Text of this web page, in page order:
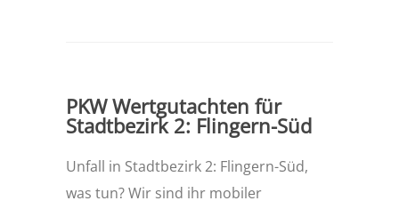
PKW Wertgutachten für
Stadtbezirk 2: Flingern-Süd
Unfall in Stadtbezirk 2: Flingern-Süd,
was tun? Wir sind ihr mobiler